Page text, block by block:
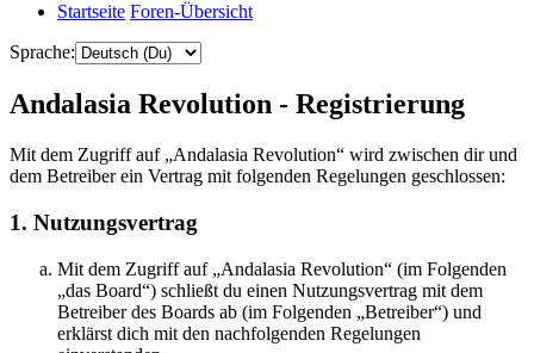
Startseite Foren-Übersicht
Sprache:
Andalasia Revolution - Registrierung
Mit dem Zugriff auf „Andalasia Revolution“ wird zwischen dir und
dem Betreiber ein Vertrag mit folgenden Regelungen geschlossen:
1. Nutzungsvertrag
Mit dem Zugriff auf „Andalasia Revolution“ (im Folgenden
„das Board“) schließt du einen Nutzungsvertrag mit dem
Betreiber des Boards ab (im Folgenden „Betreiber“) und
erklärst dich mit den nachfolgenden Regelungen